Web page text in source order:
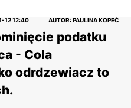
12 12:40 AUTOR: PAULINA KOPEĆ
podatku
- Cola
odrdzewiacz to